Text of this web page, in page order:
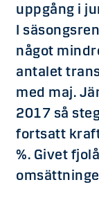
uppgång i
I
något
antalet
med maj.
2017 så
fortsatt
%. Givet